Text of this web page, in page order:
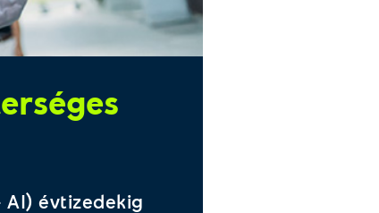
évtizedekig